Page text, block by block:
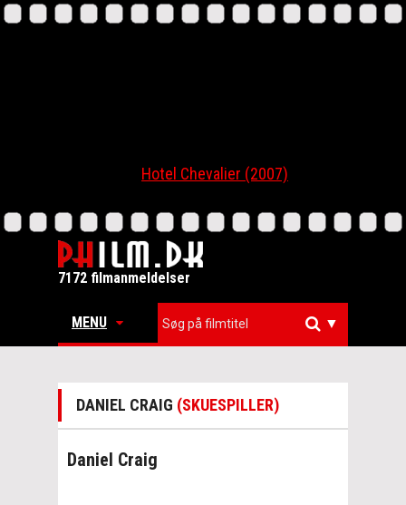
Hotel Chevalier (2007)
7172 filmanmeldelser
MENU ▼
DANIEL CRAIG (SKUESPILLER)
Daniel Craig